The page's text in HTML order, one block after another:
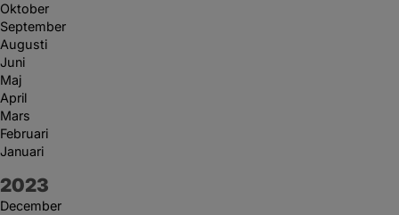
Oktober
September
Augusti
Juni
Maj
April
Mars
Februari
Januari
År:
2023
December